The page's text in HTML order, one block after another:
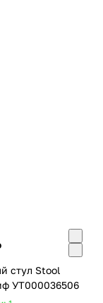
стул Stool
УТ000036506